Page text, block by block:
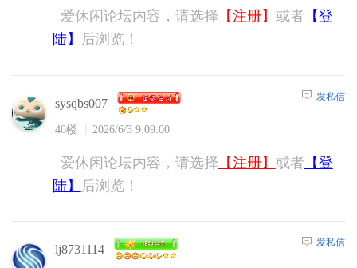
爱休闲论坛内容，请选择 【注册】 或者 【登
陆】
后浏览！
sysqbs007
40楼 2026/6/3 9:09:00
发私信
爱休闲论坛内容，请选择 【注册】 或者 【登
陆】
后浏览！
lj8731114 发私信